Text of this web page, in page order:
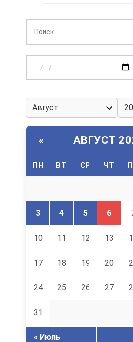
дату:
« АВГУСТ
ПН ВТ СР ЧТ
3 4 5 6
10 11 12 13
17 18 19 20
24 25 26 27
31
« Июль